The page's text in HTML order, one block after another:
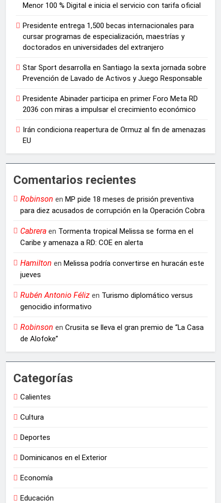
Menor 100 % Digital e inicia el servicio con tarifa oficial
Presidente entrega 1,500 becas internacionales para
cursar programas de especialización, maestrías y
doctorados en universidades del extranjero
Star Sport desarrolla en Santiago la sexta jornada sobre
Prevención de Lavado de Activos y Juego Responsable
Presidente Abinader participa en primer Foro Meta RD
2036 con miras a impulsar el crecimiento económico
Irán condiciona reapertura de Ormuz al fin de amenazas
EU
Comentarios recientes
Robinson en MP pide 18 meses de prisión preventiva
para diez acusados de corrupción en la Operación Cobra
Cabrera en Tormenta tropical Melissa se forma en el
Caribe y amenaza a RD: COE en alerta
Hamilton en Melissa podría convertirse en huracán este
jueves
Rubén Antonio Féliz en Turismo diplomático versus
genocidio informativo
Robinson en Crusita se lleva el gran premio de “La Casa
de Alofoke”
Categorías
Calientes
Cultura
Deportes
Dominicanos en el Exterior
Economía
Educación